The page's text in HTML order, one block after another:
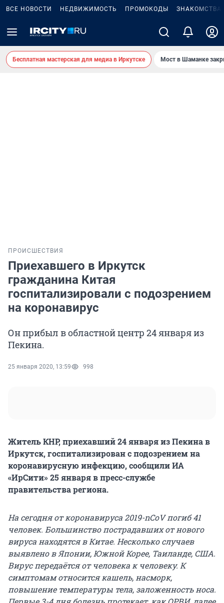
ВСЕ НОВОСТИ НЕДВИЖИМОСТЬ ПРОМОКОДЫ ЗНАКОМСТВА
Бесплатная мастерская для медиа в Иркутске Мост в Шаманке
ПРОИСШЕСТВИЯ
Приехавшего в Иркутск
гражданина Китая
госпитализировали с подозрением
на коронавирус
Он прибыл в областной центр 24 января из
Пекина.
25 января 2020, 13:59 998
Житель КНР, приехавший 24 января из Пекина в
Иркутск, госпитализирован с подозрением на
коронавирусную инфекцию, сообщили ИА
«ИрСити» 25 января в пресс-службе
правительства региона.
На сегодня от коронавируса 2019-nCoV погиб 41
человек. Большинство пострадавших от нового
вируса находятся в Китае. Несколько случаев
выявлено в Японии, Южной Корее, Таиланде, США.
Вирус передаётся от человека к человеку. К
симптомам относится кашель, насморк,
повышение температуры тела, заложенность носа.